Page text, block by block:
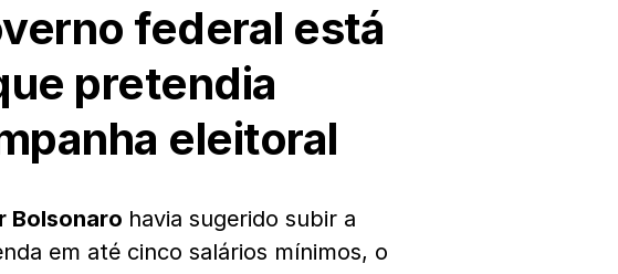
federal está
pretendia
eleitoral
Bolsonaro havia sugerido subir a
em até cinco salários mínimos, o